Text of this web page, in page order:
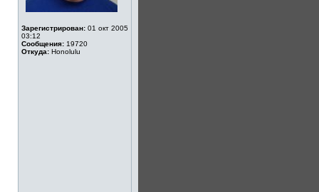
Зарегистрирован: 01 окт 2005
03:12
Сообщения: 19720
Откуда: Honolulu